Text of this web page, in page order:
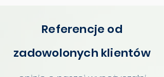
Referencje od
zadowolonych klientów